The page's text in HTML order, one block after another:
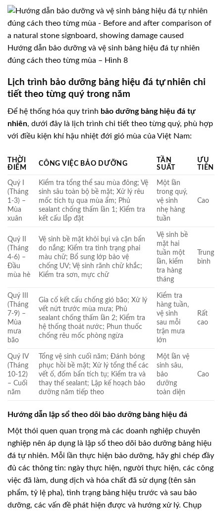
Hướng dẫn bảo dưỡng và vệ sinh bảng hiệu đá tự nhiên
đúng cách theo từng mùa – Hình 8
Lịch trình bảo dưỡng bảng hiệu đá tự nhiên chi
tiết theo từng quý trong năm
Để hệ thống hóa quy trình bảo dưỡng bảng hiệu đá tự
nhiên, dưới đây là lịch trình chi tiết theo từng quý, phù hợp
với điều kiện khí hậu nhiệt đới gió mùa của Việt Nam:
THỜI
ĐIỂM
CÔNG VIỆC BẢO DƯỠNG
TẦN
SUẤT
ƯU
TIÊN
Quý I
(Tháng
1-3) –
Mùa
xuân
Kiểm tra tổng thể sau mùa đông; Vệ
sinh sâu toàn bộ bề mặt; Xử lý rêu
mốc tích tụ qua mùa ẩm; Phủ
sealant chống thấm lần 1; Kiểm tra
kết cấu lắp đặt
Một lần
trong quý,
vệ sinh
nhẹ hàng
tuần
Cao
Quý II
(Tháng
4-6) –
Đầu
mùa hè
Vệ sinh bề mặt khỏi bụi và cặn bẩn
do nắng; Kiểm tra tình trạng phai
màu chữ; Bổ sung lớp bảo vệ
chống UV; Vệ sinh rãnh chữ khắc;
Kiểm tra sơn, mực chữ
Vệ sinh bề
mặt hai
tuần một
lần, kiểm
tra hàng
tháng
Trung
bình
Quý III
(Tháng
7-9) –
Mùa
mưa
bão
Gia cố kết cấu chống gió bão; Xử lý
vết nứt trước mùa mưa; Phủ
sealant chống thấm lần 2; Kiểm tra
hệ thống thoát nước; Phun thuốc
chống rêu mốc phòng ngừa
Kiểm tra
hàng tuần,
vệ sinh
sau mỗi
trận mưa
lớn
Rất
cao
Quý IV
(Tháng
10-12)
– Cuối
năm
Tổng vệ sinh cuối năm; Đánh bóng
phục hồi bề mặt; Xử lý tổng thể các
vết ố, đốm bẩn tích tụ; Kiểm tra và
thay thế sealant; Lập kế hoạch bảo
dưỡng năm tiếp theo
Một lần vệ
sinh sâu,
bảo
dưỡng
toàn diện
Cao
Hướng dẫn lập sổ theo dõi bảo dưỡng bảng hiệu đá
Một thói quen quan trọng mà các doanh nghiệp chuyên
nghiệp nên áp dụng là lập sổ theo dõi bảo dưỡng bảng hiệu
đá tự nhiên. Mỗi lần thực hiện bảo dưỡng, hãy ghi chép đầy
đủ các thông tin: ngày thực hiện, người thực hiện, các công
việc đã làm, dung dịch và hóa chất đã sử dụng (tên sản
phẩm, tỷ lệ pha), tình trạng bảng hiệu trước và sau bảo
dưỡng, các vấn đề phát hiện được và hướng xử lý. Chụp